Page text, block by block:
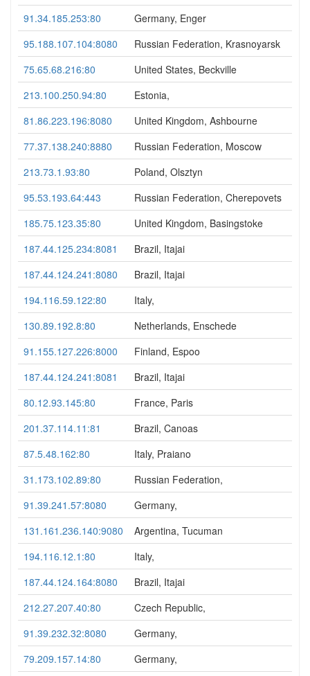
91.34.185.253:80
Germany, Enger
95.188.107.104:8080
Russian Federation, Krasnoyarsk
75.65.68.216:80
United States, Beckville
213.100.250.94:80
Estonia,
81.86.223.196:8080
United Kingdom, Ashbourne
77.37.138.240:8880
Russian Federation, Moscow
213.73.1.93:80
Poland, Olsztyn
95.53.193.64:443
Russian Federation, Cherepovets
185.75.123.35:80
United Kingdom, Basingstoke
187.44.125.234:8081
Brazil, Itajai
187.44.124.241:8080
Brazil, Itajai
194.116.59.122:80
Italy,
130.89.192.8:80
Netherlands, Enschede
91.155.127.226:8000
Finland, Espoo
187.44.124.241:8081
Brazil, Itajai
80.12.93.145:80
France, Paris
201.37.114.11:81
Brazil, Canoas
87.5.48.162:80
Italy, Praiano
31.173.102.89:80
Russian Federation,
91.39.241.57:8080
Germany,
131.161.236.140:9080
Argentina, Tucuman
194.116.12.1:80
Italy,
187.44.124.164:8080
Brazil, Itajai
212.27.207.40:80
Czech Republic,
91.39.232.32:8080
Germany,
79.209.157.14:80
Germany,